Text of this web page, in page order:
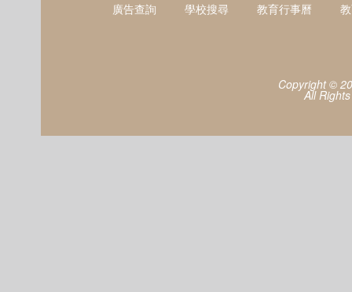
廣告查詢 學校搜尋 教育行事曆
Copyright ©
All